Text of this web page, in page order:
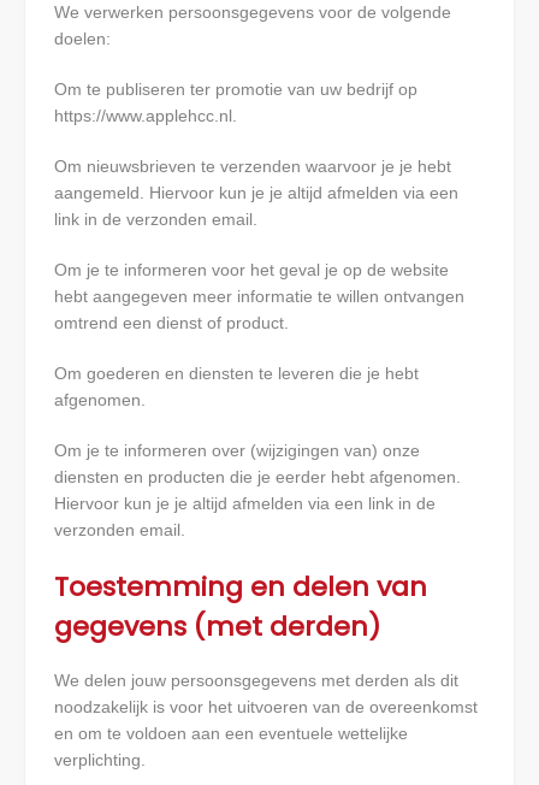
We verwerken persoonsgegevens voor de volgende
doelen:
Om te publiseren ter promotie van uw bedrijf op
https://www.applehcc.nl.
Om nieuwsbrieven te verzenden waarvoor je je hebt
aangemeld. Hiervoor kun je je altijd afmelden via een
link in de verzonden email.
Om je te informeren voor het geval je op de website
hebt aangegeven meer informatie te willen ontvangen
omtrend een dienst of product.
Om goederen en diensten te leveren die je hebt
afgenomen.
Om je te informeren over (wijzigingen van) onze
diensten en producten die je eerder hebt afgenomen.
Hiervoor kun je je altijd afmelden via een link in de
verzonden email.
Toestemming en delen van
gegevens (met derden)
We delen jouw persoonsgegevens met derden als dit
noodzakelijk is voor het uitvoeren van de overeenkomst
en om te voldoen aan een eventuele wettelijke
verplichting.